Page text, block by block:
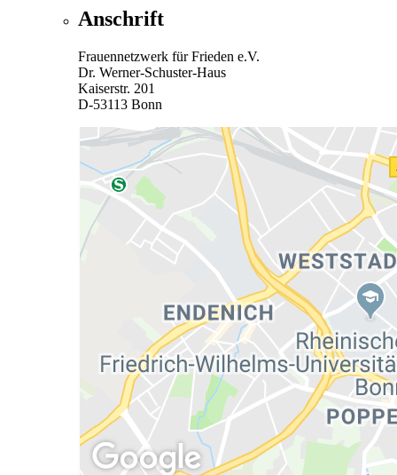
Anschrift
Frauennetzwerk für Frieden e.V.
Dr. Werner-Schuster-Haus
Kaiserstr. 201
D-53113 Bonn